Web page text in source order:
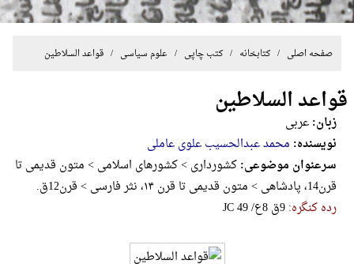
صفحه اصلی / کتابخانه /کتب چاپی /علوم سیاسی / قواعد السلاطین
قواعد السلاطین
زبان:عربی
نویسنده: محمد عبدالحسیب علوی عاملی
سرعنوان موضوعی:کشورداری > کشورهای اسلامی > متون قدیمی تا
قرن14، پادشاهی > م‍ت‍ون‌ ق‍دی‍م‍‍ی‌ ت‍‍ا ق‍رن‌ ۱۴، نثر فارسی > قرن12ق.
رده کنگره:‎J‎C‎ ‎4‎9‎ ‎/‎ع‎8‎ ‎ق‎9